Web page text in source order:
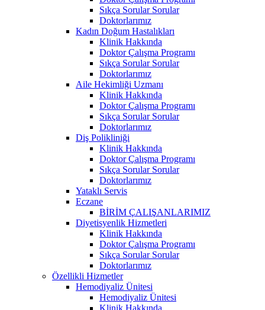
Sıkça Sorular Sorular
Doktorlarımız
Kadın Doğum Hastalıkları
Klinik Hakkında
Doktor Çalışma Programı
Sıkça Sorular Sorular
Doktorlarımız
Aile Hekimliği Uzmanı
Klinik Hakkında
Doktor Çalışma Programı
Sıkça Sorular Sorular
Doktorlarımız
Diş Polikliniği
Klinik Hakkında
Doktor Çalışma Programı
Sıkça Sorular Sorular
Doktorlarımız
Yataklı Servis
Eczane
BİRİM ÇALIŞANLARIMIZ
Diyetisyenlik Hizmetleri
Klinik Hakkında
Doktor Çalışma Programı
Sıkça Sorular Sorular
Doktorlarımız
Özellikli Hizmetler
Hemodiyaliz Ünitesi
Hemodiyaliz Ünitesi
Klinik Hakkında